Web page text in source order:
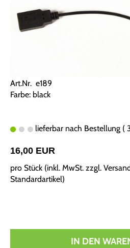
Art.Nr. e189
Farbe: black
lieferbar nach Bestellung (
16,00 EUR
pro Stück (inkl. MwSt. zzgl.
Standardartikel)
IN DEN